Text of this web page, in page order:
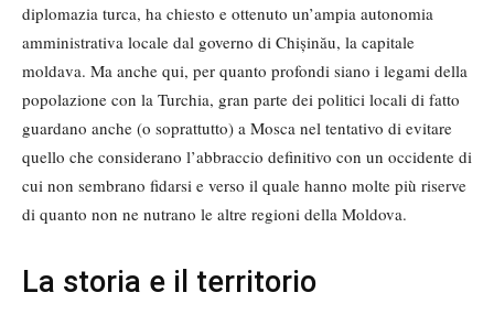
diplomazia turca, ha chiesto e ottenuto un’ampia autonomia
amministrativa locale dal governo di Chișinău, la capitale
moldava. Ma anche qui, per quanto profondi siano i legami della
popolazione con la Turchia, gran parte dei politici locali di fatto
guardano anche (o soprattutto) a Mosca nel tentativo di evitare
quello che considerano l’abbraccio definitivo con un occidente di
cui non sembrano fidarsi e verso il quale hanno molte più riserve
di quanto non ne nutrano le altre regioni della Moldova.
La storia e il territorio